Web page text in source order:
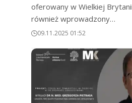
oferowany w Wielkiej
również wprowadzony…
09.11.2025 01:52